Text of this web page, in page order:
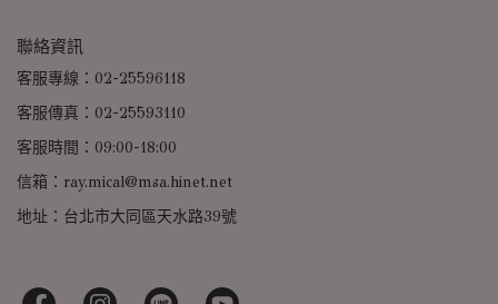
聯絡資訊
客服專線：02-25596118
客服傳真：02-25593110
客服時間：09:00-18:00
信箱：ray.mical@msa.hinet.net
地址：台北市大同區天水路39號